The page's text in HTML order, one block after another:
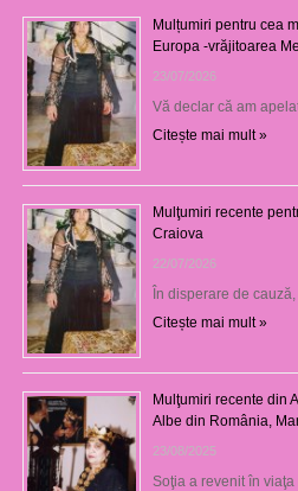
Mulțumiri pentru cea
Europa -vrăjitoarea
23/07/2026
Vă declar că am
Citește mai mult »
Mulţumiri recente
Craiova
22/07/2026
În disperare de
Citește mai mult »
Mulţumiri recente din
Albe din România,
23/08/2025
Soţia a revenit în